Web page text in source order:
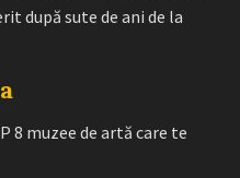
după sute de ani de la
8 muzee de artă care te